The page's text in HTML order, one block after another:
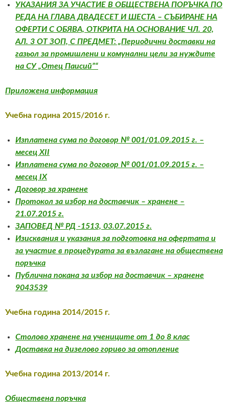
УКАЗАНИЯ ЗА УЧАСТИЕ В ОБЩЕСТВЕНА ПОРЪЧКА ПО
РЕДА НА ГЛАВА ДВАДЕСЕТ И ШЕСТА – СЪБИРАНЕ НА
ОФЕРТИ С ОБЯВА, ОТКРИТА НА ОСНОВАНИЕ ЧЛ. 20,
АЛ. 3 ОТ ЗОП, С ПРЕДМЕТ: „Периодични доставки на
газьол за промишлени и комунални цели за нуждите
на СУ „Отец Паисий”“
Приложена информация
Учебна година 2015/2016 г.
Изплатена сума пo договор № 001/01.09.2015 г. –
месец XII
Изплатена сума пo договор № 001/01.09.2015 г. –
месец IX
Договор за хранене
Протокол за избор на доставчик – хранене –
21.07.2015 г.
ЗАПОВЕД № РД -1513, 03.07.2015 г.
Изисквания и указания за подготовка на офертата и
за участие в процедурата за възлагане на обществена
поръчка
Публична покана за избор на доставчик – хранене
9043539
Учебна година 2014/2015 г.
Столово хранене на учениците от 1 до 8 клас
Доставка на дизелово гориво за отопление
Учебна година 2013/2014 г.
Обществена поръчка